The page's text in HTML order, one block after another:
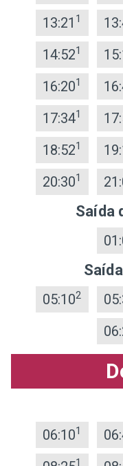
13:21 1
14:521
16:201
17:341
18:521
20:301
Saída
05:102
06:101
1